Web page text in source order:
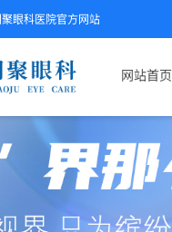
眼科医院官方网站
网站首页